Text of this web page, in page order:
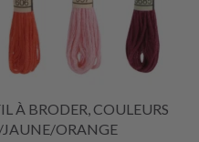
À BRODER, COULEURS
JAUNE/ORANGE